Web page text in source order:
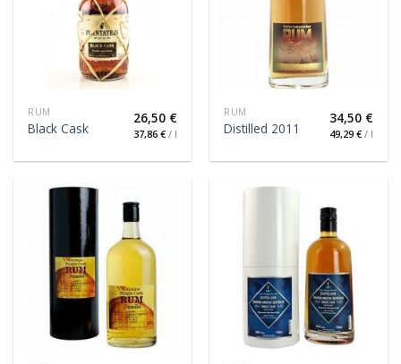
RUM
Black Cask
26,50 €
37,86 €/ l
RUM
Distilled 2011
34,50 €
49,29 €/ l